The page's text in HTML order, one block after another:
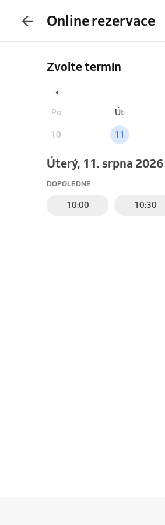
Online rezervace
Zvolte termín
Po Út
10 11
úterý, 11. srpna 2026
DOPOLEDNE
10:00 10:30